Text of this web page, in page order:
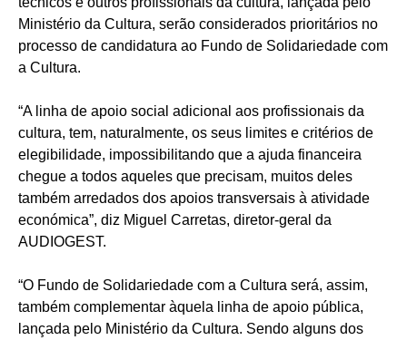
Ministério da Cultura, serão considerados prioritários no
processo de candidatura ao Fundo de Solidariedade com
a Cultura.
“A linha de apoio social adicional aos profissionais da
cultura, tem, naturalmente, os seus limites e critérios de
elegibilidade, impossibilitando que a ajuda financeira
chegue a todos aqueles que precisam, muitos deles
também arredados dos apoios transversais à atividade
económica”, diz Miguel Carretas, diretor-geral da
AUDIOGEST.
“O Fundo de Solidariedade com a Cultura será, assim,
também complementar àquela linha de apoio pública,
lançada pelo Ministério da Cultura. Sendo alguns dos